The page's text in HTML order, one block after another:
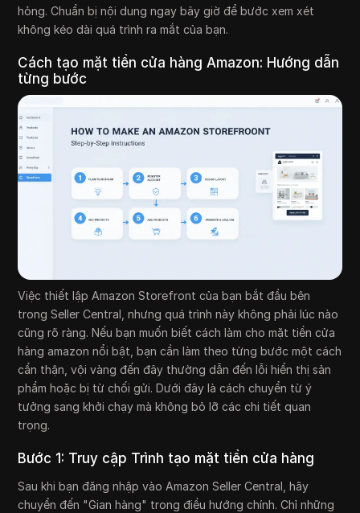
hỏng. Chuẩn bị nội dung ngay bây giờ để bước xem xét
không kéo dài quá trình ra mắt của bạn.
Cách tạo mặt tiền cửa hàng Amazon: Hướng dẫn
từng bước
Việc thiết lập Amazon Storefront của bạn bắt đầu bên
trong Seller Central, nhưng quá trình này không phải lúc nào
cũng rõ ràng. Nếu bạn muốn biết cách làm cho mặt tiền cửa
hàng amazon nổi bật, bạn cần làm theo từng bước một cách
cẩn thận, vội vàng đến đây thường dẫn đến lỗi hiển thị sản
phẩm hoặc bị từ chối gửi. Dưới đây là cách chuyển từ ý
tưởng sang khởi chạy mà không bỏ lỡ các chi tiết quan
trọng.
Bước 1: Truy cập Trình tạo mặt tiền cửa hàng
Sau khi bạn đăng nhập vào Amazon Seller Central, hãy
chuyển đến "Gian hàng" trong điều hướng chính. Chỉ những